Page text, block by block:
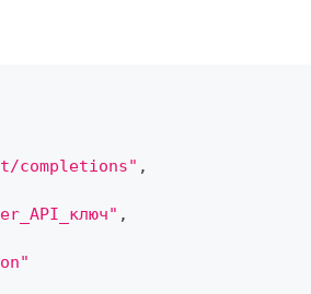
completions" ,
,